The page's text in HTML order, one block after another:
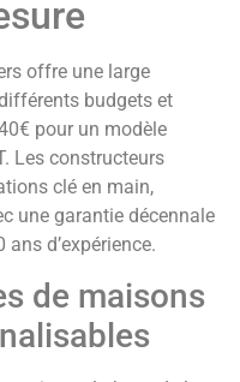
offre une large
budgets et
pour un modèle
Les constructeurs
clé en main,
une garantie décennale
d’expérience.
de maisons